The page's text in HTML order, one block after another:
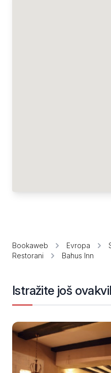
Bookaweb Evropa
Restorani
Bahus Inn
Istražite još